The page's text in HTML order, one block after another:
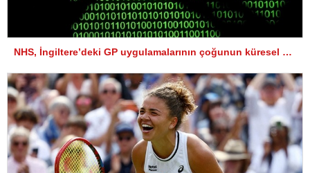
NHS, İngiltere’deki GP uygulamalarının çoğunun küresel BT (IT- Bilgi Teknolojisi) kesintisi nedeniyle kesintiye uğradığını söyledi.